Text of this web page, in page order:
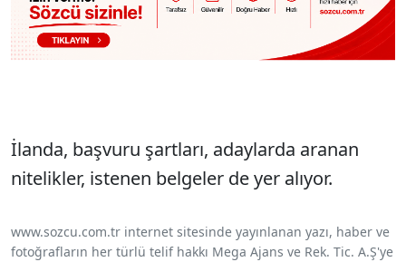
İlanda, başvuru şartları, adaylarda aranan
nitelikler, istenen belgeler de yer alıyor.
www.sozcu.com.tr internet sitesinde yayınlanan yazı, haber ve
fotoğrafların her türlü telif hakkı Mega Ajans ve Rek. Tic. A.Ş'ye